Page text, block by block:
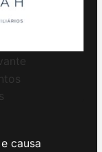
causa